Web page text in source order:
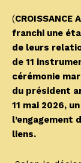
(CROISSANCE
franchi une
de leurs
de 11
cérémonie
du président
11 mai 2026,
l’engagement
liens.